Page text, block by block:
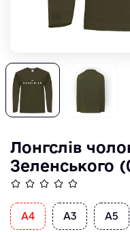
Лонгслів
Зеленського
А4 А3 А5